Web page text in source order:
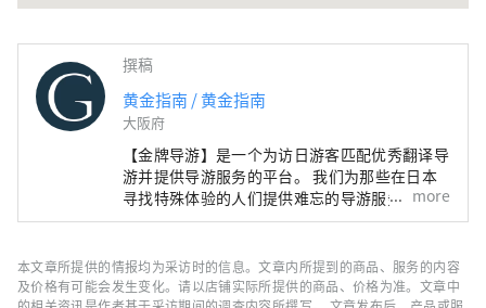
撰稿
黄金指南 / 黄金指南
大阪府
【金牌导游】是一个为访日游客匹配优秀翻译导
游并提供导游服务的平台。 我们为那些在日本
寻找特殊体验的人们提供难忘的导游服务。 将
日本的魅力带给世界各地的人们
more
本文章所提供的情报均为采访时的信息。文章内所提到的商品、服务的内容
及价格有可能会发生变化。请以店铺实际所提供的商品、价格为准。文章中